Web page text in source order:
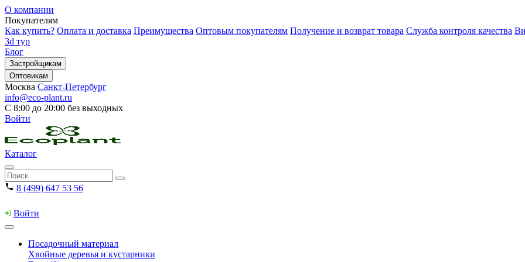
О компании
Покупателям
Как купить? Оплата и доставка Преимущества Оптовым покупателям Получение и возврат товара Служба контроля качества
3d тур
Блог
Застройщикам
Оптовикам
Москва Санкт-Петербург
info@eco-plant.ru
С 8:00 до 20:00 без выходных
Войти
Каталог
8 (499) 647 53 56
Войти
Посадочный материал
Хвойные деревья и кустарники